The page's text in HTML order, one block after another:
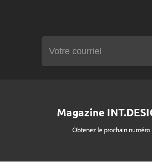
Magazine
Obtenez le prochain numéro